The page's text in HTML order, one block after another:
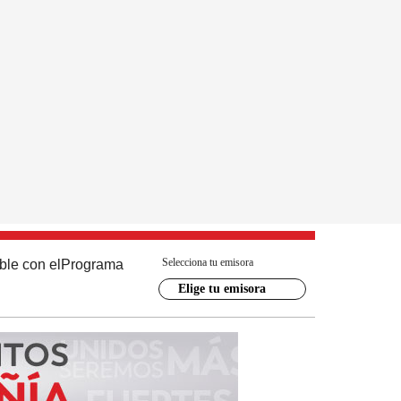
con el Programa Selecciona tu emisora
Elige tu emisora